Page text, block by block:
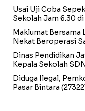
Usai Uji Coba
Sekolah Jam 6.30
Maklumat Bersama
Nekat Beroperasi
Dinas Pendidikan
Kepala Sekolah
Diduga Ilegal,
Pasar Bintara